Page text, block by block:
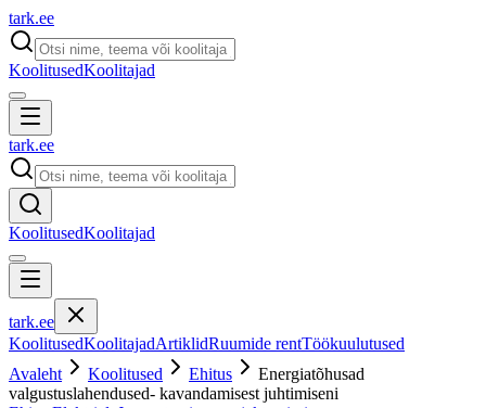
tark.ee
KoolitusedKoolitajad
tark.ee
KoolitusedKoolitajad
tark.ee
KoolitusedKoolitajadArtiklidRuumide rentTöökuulutused
Avaleht
Koolitused Ehitus
Energiatõhusad
valgustuslahendused- kavandamisest juhtimiseni